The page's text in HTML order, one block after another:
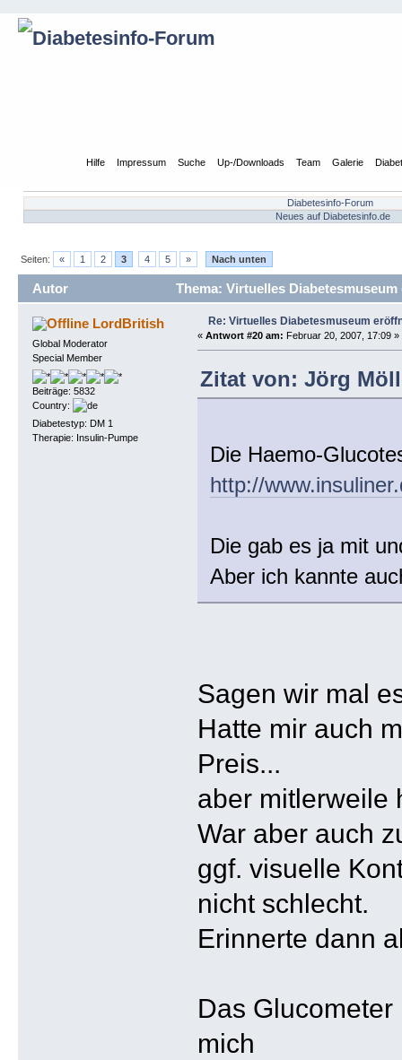
Hilfe Impressum Suche Up-/Downloads Team Galerie
Diabetesinfo-Forum
Neues auf Diabetesinfo.de
Seiten: « 1 2 3 4 5 » Nach unten
Autor Thema: Virtuelles
LordBritish
Global Moderator
Special Member
Beiträge: 5832
Country:
Diabetestyp: DM 1
Therapie: Insulin-Pumpe
Re: Virtuelles Diabetesmuseum
« Antwort #20 am: Februar 20, 2007, 17:09 »
Zitat von: Jörg
Die Haemo-
http://
Die gab es ja mit
Aber ich kannte
Sagen wir mal
Hatte mir auch
Preis...
aber mitlerweile
War aber auch
ggf. visuelle
nicht schlecht.
Erinnerte dann
Das
mich